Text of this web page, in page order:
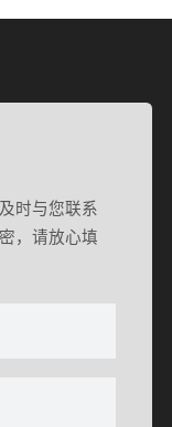
时与您联系
，请放心填